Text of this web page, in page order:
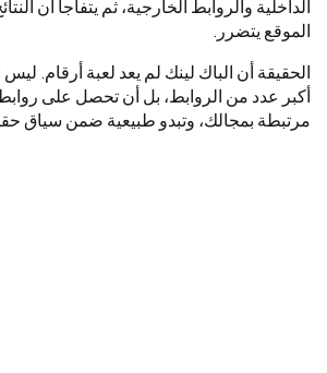
الداخلية والروابط الخارجية، ثم يتفاجأ أن
الموقع يتضرر.
الحقيقة أن الباك لينك لم يعد لعبة أرقام.
أكبر عدد من الروابط، بل أن تحصل على
مرتبطة بمجالك، وتبدو طبيعية ضمن سياق